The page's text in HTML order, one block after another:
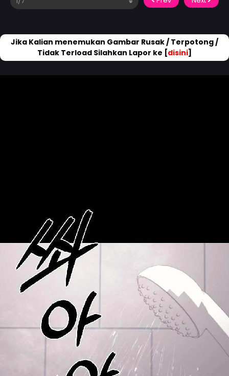
Jika Kalian menemukan Gambar Rusak / Terpotong /
Tidak Terload Silahkan Lapor ke [disini]